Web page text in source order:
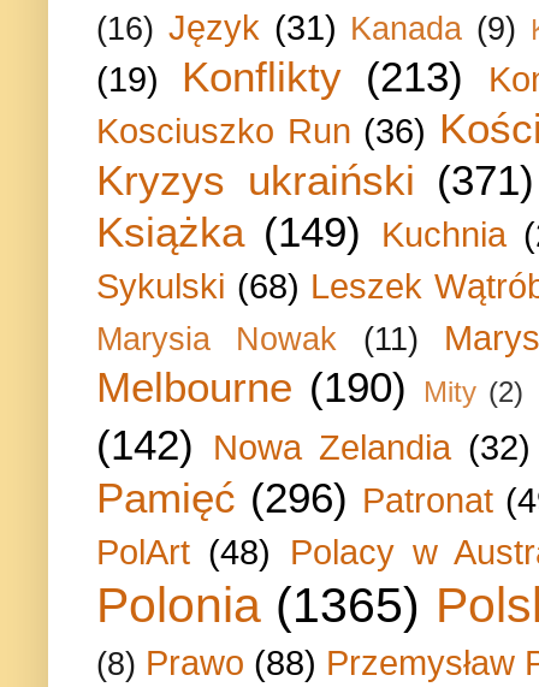
(16) Język (31) Kanada (9)
(19) Konflikty (213)
Kosciuszko Run (36)
Kryzys ukraiński (371)
Książka (149) Kuchnia
Sykulski (68) Leszek
Marysia Nowak (11)
Melbourne (190) Mity (2)
(142) Nowa Zelandia (32)
Pamięć (296) Patronat
PolArt (48) Polacy w
Polonia (1365)
(8) Prawo (88) Przemysław